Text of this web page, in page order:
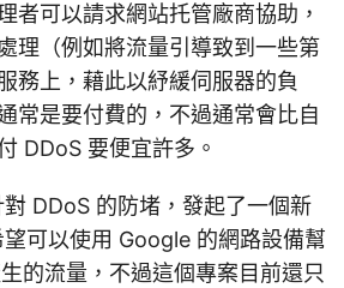
者可以請求網站托管廠商協助，
理（例如將流量引導致到一些第
務上，藉此以紓緩伺服器的負
常是要付費的，不過通常會比自
DDoS 要便宜許多。
DDoS 的防堵，發起了一個新
望可以使用 Google 的網路設備幫
的流量，不過這個專案目前還只